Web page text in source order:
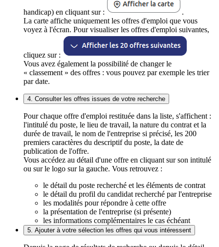
handicap) en cliquant sur :
.
La carte affiche uniquement les offres d'emploi que vous
voyez à l'écran. Pour visualiser les offres d'emploi suivantes,
cliquez sur :
Vous avez également la possibilité de changer le
« classement » des offres : vous pouvez par exemple les trier
par date.
4. Consulter les offres issues de votre recherche
Pour chaque offre d'emploi restituée dans la liste, s'affichent :
l'intitulé du poste, le lieu de travail, la nature du contrat et la
durée de travail, le nom de l'entreprise si précisé, les 200
premiers caractères du descriptif du poste, la date de
publication de l'offre.
Vous accédez au détail d'une offre en cliquant sur son intitulé
ou sur le logo sur la gauche. Vous retrouvez :
le détail du poste recherché et les éléments de contrat
le détail du profil du candidat recherché par l'entreprise
les modalités pour répondre à cette offre
la présentation de l'entreprise (si présente)
les informations complémentaires le cas échéant
5. Ajouter à votre sélection les offres qui vous intéressent